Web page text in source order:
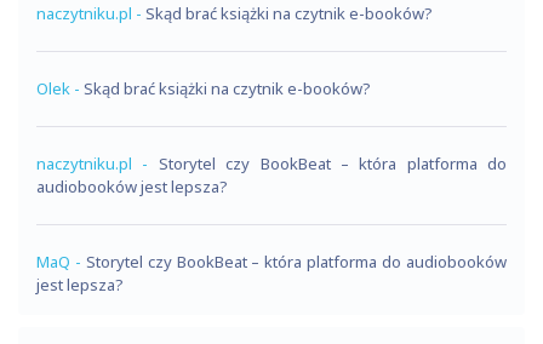
naczytniku.pl - Skąd brać książki na czytnik e-booków?
Olek - Skąd brać książki na czytnik e-booków?
naczytniku.pl - Storytel czy BookBeat – która platforma do
audiobooków jest lepsza?
MaQ - Storytel czy BookBeat – która platforma do audiobooków
jest lepsza?